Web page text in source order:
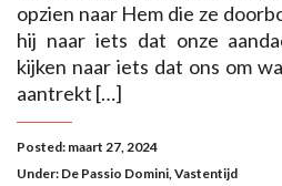
opzien naar Hem die ze
hij naar iets dat onze
kijken naar iets dat ons om
aantrekt […]
Posted: maart 27, 2024
Under: De Passio Domini,Vastentijd